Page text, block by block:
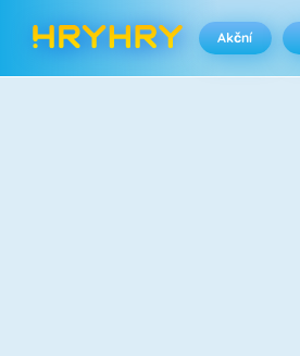
Akční